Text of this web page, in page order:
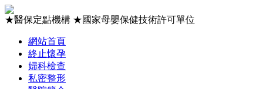
★醫保定點機構 ★國家母嬰保健技術許可單位
網站首頁
終止懷孕
婦科檢查
私密整形